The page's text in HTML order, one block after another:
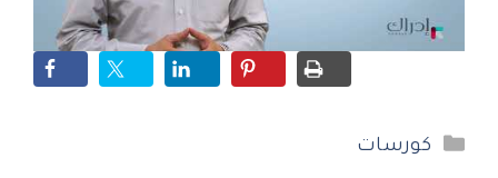
التصنيفات
كورسات